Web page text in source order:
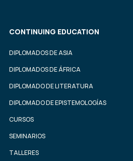
CONTINUING EDUCATION
DIPLOMADOS DE ASIA
DIPLOMADOS DE ÁFRICA
DIPLOMADO DE LITERATURA
DIPLOMADO DE EPISTEMOLOGÍAS
CURSOS
SEMINARIOS
TALLERES